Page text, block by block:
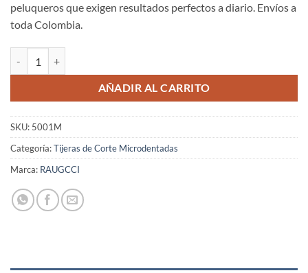
peluqueros que exigen resultados perfectos a diario. Envíos a
toda Colombia.
AÑADIR AL CARRITO
SKU: 5001M
Categoría:Tijeras de Corte Microdentadas
Marca: RAUGCCI